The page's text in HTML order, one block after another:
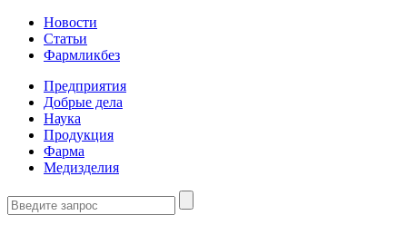
Новости
Статьи
Фармликбез
Предприятия
Добрые дела
Наука
Продукция
Фарма
Медизделия